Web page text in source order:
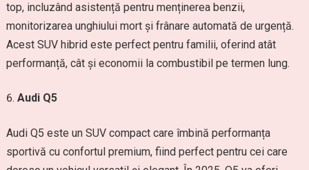
top, incluzând asistență pentru menținerea benzii,
monitorizarea unghiului mort și frânare automată de urgență.
Acest SUV hibrid este perfect pentru familii, oferind atât
performanță, cât și economii la combustibil pe termen lung.
Audi Q5
Audi Q5 este un SUV compact care îmbină performanța
sportivă cu confortul premium, fiind perfect pentru cei care